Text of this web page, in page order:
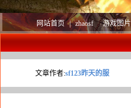
游戏图片
zhaosf
网站首页 |
文章作者:sf123昨天的服